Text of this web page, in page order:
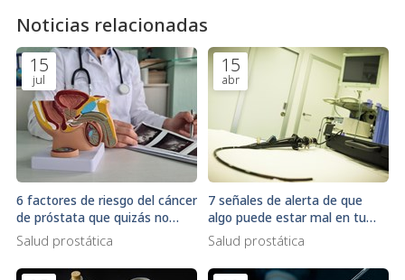
Noticias relacionadas
15
jul
6 factores de riesgo del cáncer
de próstata que quizás no
conocía
Salud prostática
15
abr
7 señales de alerta de que
algo puede estar mal en tu
próstata
Salud prostática